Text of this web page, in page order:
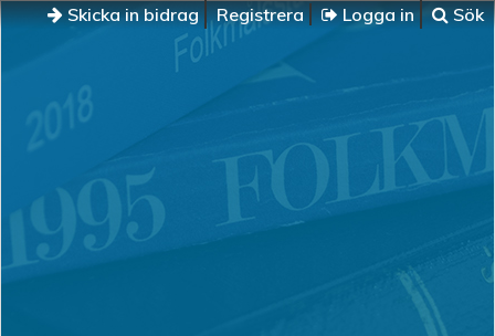
Skicka in bidrag Registrera Logga in Sök